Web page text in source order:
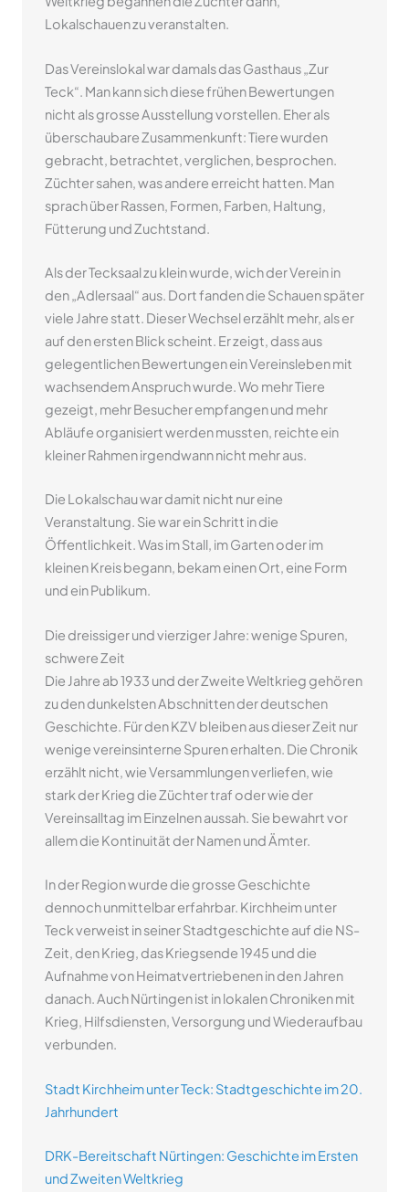
Lokalschauen zu veranstalten.
Das Vereinslokal war damals das Gasthaus „Zur
Teck“. Man kann sich diese frühen Bewertungen
nicht als grosse Ausstellung vorstellen. Eher als
überschaubare Zusammenkunft: Tiere wurden
gebracht, betrachtet, verglichen, besprochen.
Züchter sahen, was andere erreicht hatten. Man
sprach über Rassen, Formen, Farben, Haltung,
Fütterung und Zuchtstand.
Als der Tecksaal zu klein wurde, wich der Verein in
den „Adlersaal“ aus. Dort fanden die Schauen später
viele Jahre statt. Dieser Wechsel erzählt mehr, als er
auf den ersten Blick scheint. Er zeigt, dass aus
gelegentlichen Bewertungen ein Vereinsleben mit
wachsendem Anspruch wurde. Wo mehr Tiere
gezeigt, mehr Besucher empfangen und mehr
Abläufe organisiert werden mussten, reichte ein
kleiner Rahmen irgendwann nicht mehr aus.
Die Lokalschau war damit nicht nur eine
Veranstaltung. Sie war ein Schritt in die
Öffentlichkeit. Was im Stall, im Garten oder im
kleinen Kreis begann, bekam einen Ort, eine Form
und ein Publikum.
Die dreissiger und vierziger Jahre: wenige Spuren,
schwere Zeit
Die Jahre ab 1933 und der Zweite Weltkrieg gehören
zu den dunkelsten Abschnitten der deutschen
Geschichte. Für den KZV bleiben aus dieser Zeit nur
wenige vereinsinterne Spuren erhalten. Die Chronik
erzählt nicht, wie Versammlungen verliefen, wie
stark der Krieg die Züchter traf oder wie der
Vereinsalltag im Einzelnen aussah. Sie bewahrt vor
allem die Kontinuität der Namen und Ämter.
In der Region wurde die grosse Geschichte
dennoch unmittelbar erfahrbar. Kirchheim unter
Teck verweist in seiner Stadtgeschichte auf die NS-
Zeit, den Krieg, das Kriegsende 1945 und die
Aufnahme von Heimatvertriebenen in den Jahren
danach. Auch Nürtingen ist in lokalen Chroniken mit
Krieg, Hilfsdiensten, Versorgung und Wiederaufbau
verbunden.
Stadt Kirchheim unter Teck: Stadtgeschichte im 20.
Jahrhundert
DRK-Bereitschaft Nürtingen: Geschichte im Ersten
und Zweiten Weltkrieg